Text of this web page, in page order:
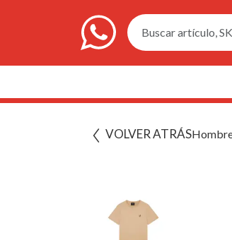
Buscar artículo,
VOLVER ATRÁS